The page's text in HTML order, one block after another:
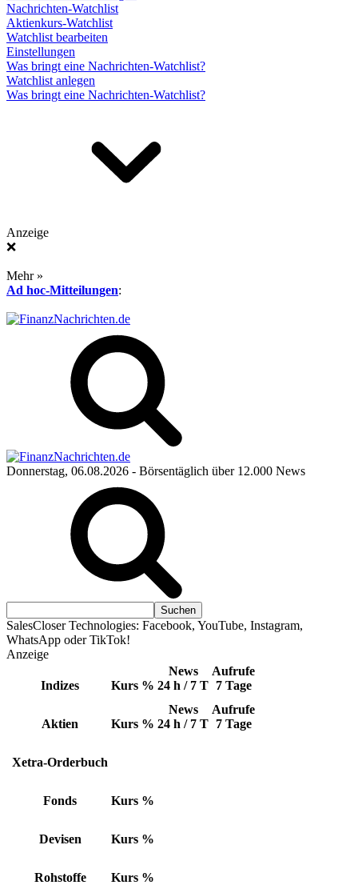
Nachrichten-Watchlist
Aktienkurs-Watchlist
Watchlist bearbeiten
Einstellungen
Was bringt eine Nachrichten-Watchlist?
Watchlist anlegen
Was bringt eine Nachrichten-Watchlist?
Anzeige
❌
Mehr »
Ad hoc-Mitteilungen:
Donnerstag, 06.08.2026 - Börsentäglich über 12.000 News
SalesCloser Technologies: Facebook, YouTube, Instagram,
WhatsApp oder TikTok!
Anzeige
Indizes Kurs %
News
24 h / 7 T
Aufrufe
7 Tage
Aktien Kurs %
News
24 h / 7 T
Aufrufe
7 Tage
Xetra-Orderbuch
Fonds Kurs %
Devisen Kurs %
Rohstoffe Kurs %